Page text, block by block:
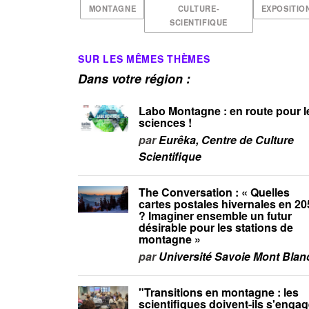
MONTAGNE
CULTURE-
SCIENTIFIQUE
SUR LES MÊMES THÈMES
Dans votre région :
Labo Montagne : en route pour
sciences !
parEurêka, Centre de Culture
Scientifique
The Conversation : « Quelles
cartes postales hivernales en
? Imaginer ensemble un futur
désirable pour les stations de
montagne »
parUniversité Savoie Mont
"Transitions en montagne : les
scientifiques doivent-ils